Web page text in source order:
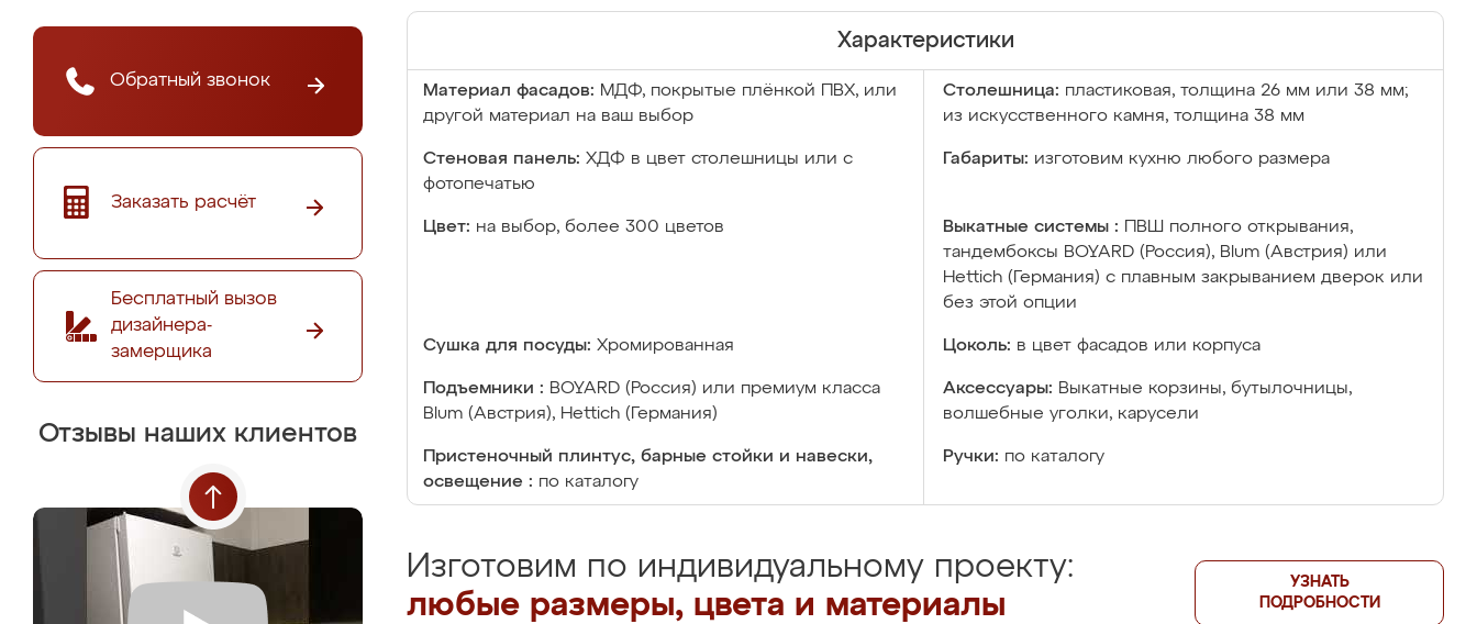
Обратный звонок
Заказать расчёт
Бесплатный вызов
дизайнера-
замерщика
Отзывы наших клиентов
Характеристики
Материал фасадов: МДФ, покрытые плёнкой ПВХ, или
другой материал на ваш выбор
Столешница: пластиковая, толщина 26 мм или 38 мм;
из искусственного камня, толщина 38 мм
Стеновая панель: ХДФ в цвет столешницы или с
фотопечатью
Габариты: изготовим кухню любого размера
Цвет: на выбор, более 300 цветов Выкатные системы :
ПВШ полного открывания,
тандембоксы BOYARD (Россия), Blum (Австрия) или
Hettich (Германия) с плавным закрыванием дверок или
без этой опции
Сушка для посуды: Хромированная Цоколь: в цвет фасадов или корпуса
Подъемники : BOYARD (Россия) или премиум класса
Blum (Австрия), Hettich (Германия)
Аксессуары: Выкатные корзины, бутылочницы,
волшебные уголки, карусели
Пристеночный плинтус, барные стойки и навески,
освещение : по каталогу
Ручки: по каталогу
Изготовим по индивидуальному проекту:
любые размеры, цвета и материалы
УЗНАТЬ
ПОДРОБНОСТИ